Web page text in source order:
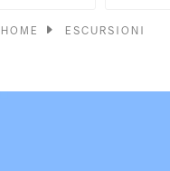
HOME ESCURSIONI